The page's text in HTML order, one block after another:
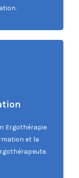
Ergothérapie
et la